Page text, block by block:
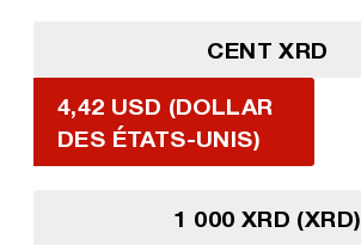
CENT XRD
4,42 USD (DOLLAR
DES ÉTATS-UNIS)
1 000 XRD (XRD)